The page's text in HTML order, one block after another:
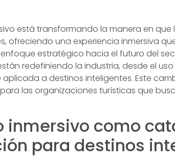
está transformando la manera en
ofreciendo una experiencia inmersiva
estratégico hacia el futuro del
redefiniendo la industria, desde el
aplicada a destinos inteligentes. Este
las organizaciones turísticas que
inmersivo como
para destinos